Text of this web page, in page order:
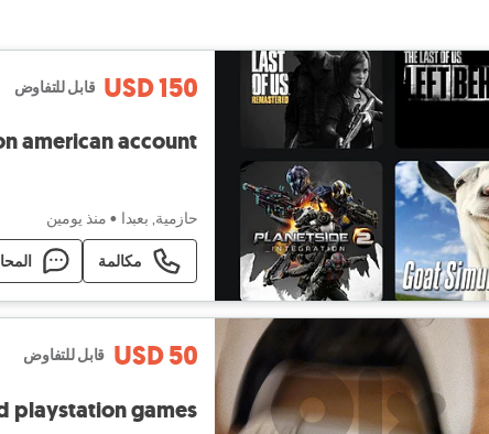
USD 150 قابل للتفاوض
american account
حازمية, بعبدا • منذ يومين
مكالمة
USD 50 قابل للتفاوض
playstation games